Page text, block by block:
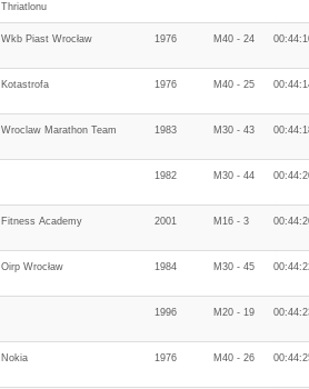
Thriatlonu
Wkb Piast Wrocław 1976 M40 - 24
Kotastrofa 1976 M40 - 25
Wroclaw Marathon Team 1983 M30 - 43
1982 M30 - 44
Fitness Academy 2001 M16 - 3
Oirp Wrocław 1984 M30 - 45
1996 M20 - 19
Nokia 1976 M40 - 26